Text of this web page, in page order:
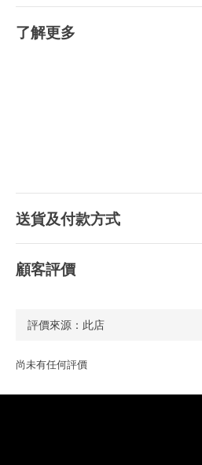
了解更多
送貨及付款方式
顧客評價
尚未有任何評價